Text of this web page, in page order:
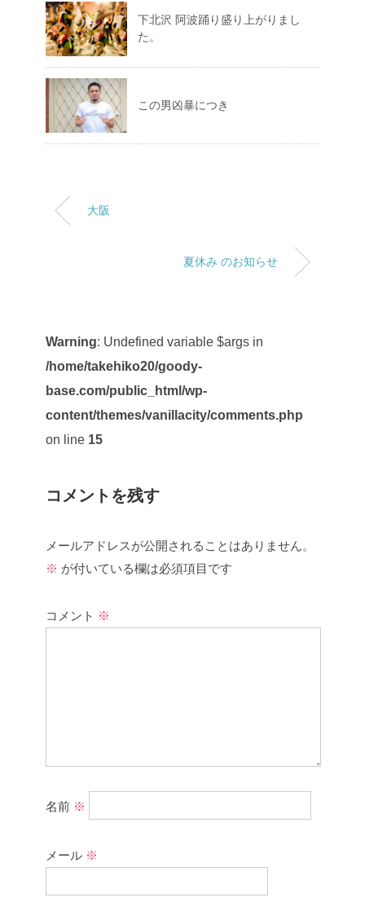
下北沢 阿波踊り盛り上がりまし
た。
この男凶暴につき
大阪
夏休み のお知らせ
Warning: Undefined variable $args in
/home/takehiko20/goody-
base.com/public_html/wp-
content/themes/vanillacity/comments.php
on line 15
コメントを残す
メールアドレスが公開されることはありません。
※ が付いている欄は必須項目です
コメント ※
名前 ※
メール ※